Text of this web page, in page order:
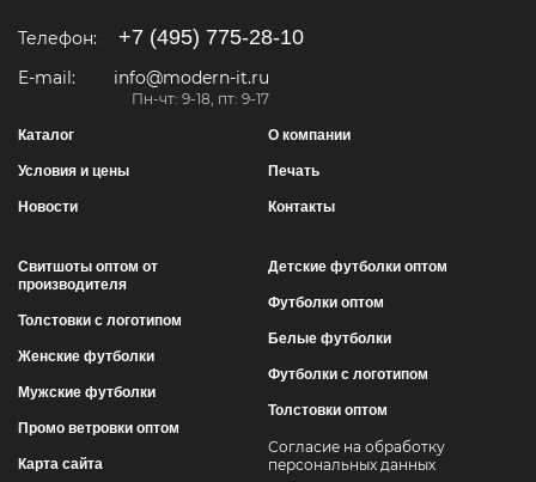
Телефон: +7 (495) 775-28-10
E-mail: info@modern-it.ru
Пн-чт: 9-18, пт: 9-17
Каталог О компании
Условия и цены Печать
Новости Контакты
Свитшоты оптом от
производителя
Толстовки с логотипом
Женские футболки
Мужские футболки
Промо ветровки оптом
Карта сайта
Детские футболки оптом
Футболки оптом
Белые футболки
Футболки с логотипом
Толстовки оптом
Согласие на обработку
персональных данных